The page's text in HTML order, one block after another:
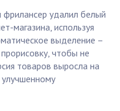
фрилансер удалил белый
магазина, используя
выделение –
чтобы не
товаров выросла на